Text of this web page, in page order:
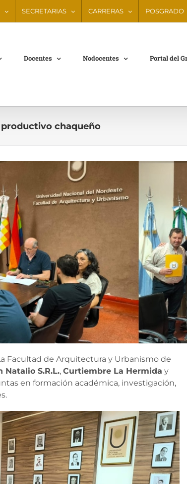
SECRETARIAS CARRERAS POSGRADO
Docentes Nodocentes Portal del
chaqueño
Facultad de Arquitectura y Urbanismo de
Natalio S.R.L., Curtiembre La Hermida y
en formación académica, investigación,